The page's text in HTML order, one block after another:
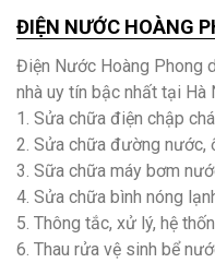
ĐIỆN NƯỚC HOÀNG
Điện Nước Hoàng Phong
nhà uy tín bậc nhất tại Hà
1. Sửa chữa điện chập
2. Sửa chữa đường nước,
3. Sữa chữa máy bơm
4. Sửa chữa bình nóng
5. Thông tắc, xử lý, hệ
6. Thau rửa vệ sinh bể